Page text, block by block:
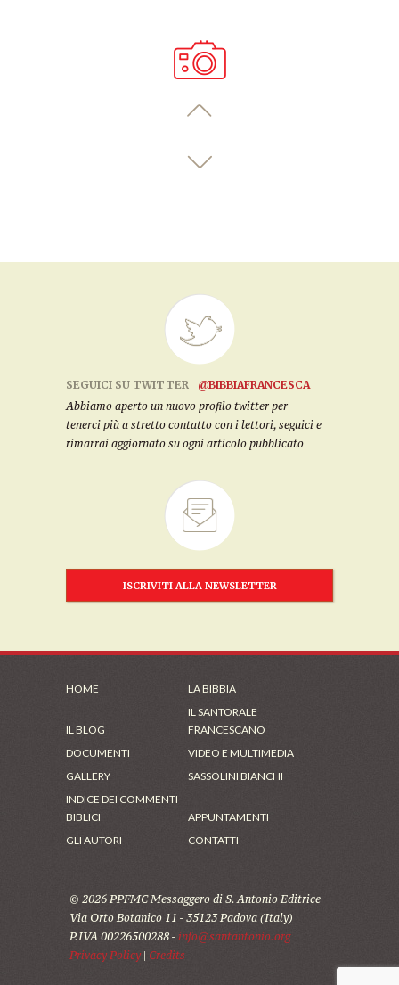
SEGUICI SU TWITTER
@BIBBIAFRANCESCA
Abbiamo aperto un nuovo profilo twitter per
tenerci più a stretto contatto con i lettori, seguici e
rimarrai aggiornato su ogni articolo pubblicato
ISCRIVITI ALLA NEWSLETTER
HOME LA BIBBIA
IL BLOG
IL SANTORALE
FRANCESCANO
DOCUMENTI
VIDEO E MULTIMEDIA
GALLERY
SASSOLINI BIANCHI
INDICE DEI COMMENTI
BIBLICI
APPUNTAMENTI
GLI AUTORI
CONTATTI
© 2026 PPFMC Messaggero di S. Antonio Editrice
Via Orto Botanico 11 - 35123 Padova (Italy)
P.IVA 00226500288 - info@santantonio.org
Privacy Policy| Credits